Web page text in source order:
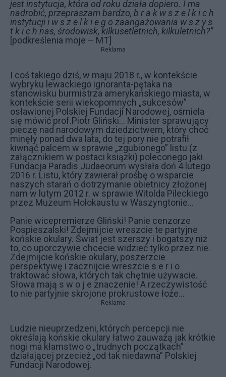
jest instytucja, która od roku działa dopiero. I ma
nadrobić, przepraszam bardzo, b r a k w s z e l k i c h
instytucji i w s z e l k i e g o zaangażowania w s z y s
t k i c h nas, środowisk, kilkusetletnich, kilkuletnich?”
[podkreślenia moje – MT]
Reklama
I coś takiego dziś, w maju 2018 r., w kontekście
wybryku lewackiego ignoranta-pętaka na
stanowisku burmistrza amerykańskiego miasta, w
kontekście serii wiekopomnych „sukcesów”
osławionej Polskiej Fundacji Narodowej, ośmiela
się mówić prof.Piotr Gliński… Minister sprawujący
pieczę nad narodowym dziedzictwem, który choć
minęły ponad dwa lata, do tej pory nie potrafił
kiwnąć palcem w sprawie „zgubionego” listu (z
załącznikiem w postaci książki) poleconego jaki
Fundacja Paradis Judaeorum wysłała doń 4 lutego
2016 r. Listu, który zawierał prośbę o wsparcie
naszych starań o dotrzymanie obietnicy złożonej
nam w lutym 2012 r. w sprawie Witolda Pileckiego
przez Muzeum Holokaustu w Waszyngtonie…
Panie wicepremierze Gliński! Panie cenzorze
Pospieszalski! Zdejmijcie wreszcie te partyjne
końskie okulary. Świat jest szerszy i bogatszy niż
to, co uporczywie chcecie widzieć tylko przez nie.
Zdejmijcie końskie okulary, poszerzcie
perspektywę i zacznijcie wreszcie s e r i o
traktować słowa, których tak chętnie używacie.
Słowa mają s w o j e znaczenie! A rzeczywistość
to nie partyjnie skrojone prokrustowe łoże…
Reklama
Ludzie nieuprzedzeni, których percepcji nie
określają końskie okulary łatwo zauważą jak krótkie
nogi ma kłamstwo o „trudnych początkach”
działającej przecież „od tak niedawna” Polskiej
Fundacji Narodowej.